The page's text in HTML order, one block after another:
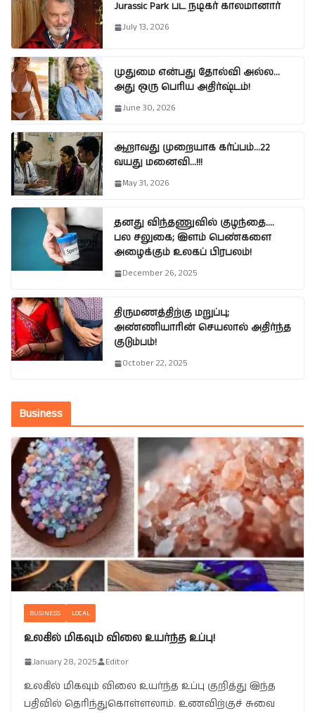
Jurassic Park பட நடிகர் காலமானார்
July 13, 2026
முதுமை என்பது தோல்வி அல்ல…
அது ஒரு பெரிய அதிர்ஷ்டம்!
June 30, 2026
ஆறாவது முறையாக கர்ப்பம்…22
வயது மனைவி…!!!
May 31, 2026
தனது விந்தணுவில் குழந்தை….
பல சலுகை; இளம் பெண்களை
அழைக்கும் உலகப் பிரபலம்!
December 26, 2025
திருமணத்திற்கு மறுப்பு;
அண்ணியாரின் செயலால் அதிர்ந்த
குடும்பம்!
October 22, 2025
Business
BUSINESS LOCAL
உலகில் மிகவும் விலை உயர்ந்த உப்பு!
January 28, 2025 Editor
உலகில் மிகவும் விலை உயர்ந்த உப்பு குறித்து இந்த
பதிவில் தெரிந்துகொள்ளலாம். உணவிற்குச் சுவை